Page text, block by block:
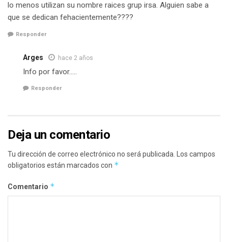
lo menos utilizan su nombre raices grup irsa. Alguien sabe a
que se dedican fehacientemente????
Responder
Arges hace 2 años
Info por favor…..
Responder
Deja un comentario
Tu dirección de correo electrónico no será publicada.
Los campos
obligatorios están marcados con *
Comentario *